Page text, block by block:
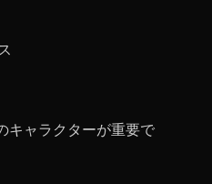
キャラクターが重要で